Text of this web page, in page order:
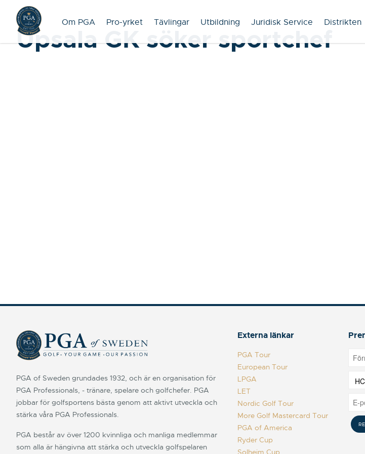
Om PGA Pro-yrket Tävlingar Utbildning Juridisk Service Distrikten
Upsala GK söker sportchef
PGA of Sweden grundades 1932, och är en organisation för
PGA Professionals, - tränare, spelare och golfchefer. PGA
jobbar för golfsportens bästa genom att aktivt utveckla och
stärka våra PGA Professionals.
PGA består av över 1200 kvinnliga och manliga medlemmar
som alla är hängivna att stärka och utveckla golfspelaren
Externa länkar
PGA Tour
European Tour
LPGA
LET
Nordic Golf Tour
More Golf Mastercard Tour
PGA of America
Ryder Cup
Solheim Cup